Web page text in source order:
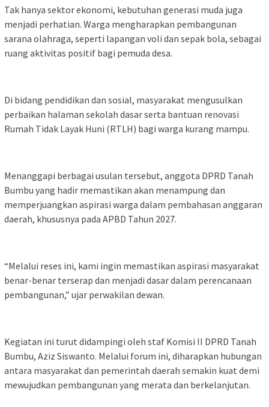
Tak hanya sektor ekonomi, kebutuhan generasi muda juga
menjadi perhatian. Warga mengharapkan pembangunan
sarana olahraga, seperti lapangan voli dan sepak bola, sebagai
ruang aktivitas positif bagi pemuda desa.
Di bidang pendidikan dan sosial, masyarakat mengusulkan
perbaikan halaman sekolah dasar serta bantuan renovasi
Rumah Tidak Layak Huni (RTLH) bagi warga kurang mampu.
Menanggapi berbagai usulan tersebut, anggota DPRD Tanah
Bumbu yang hadir memastikan akan menampung dan
memperjuangkan aspirasi warga dalam pembahasan anggaran
daerah, khususnya pada APBD Tahun 2027.
“Melalui reses ini, kami ingin memastikan aspirasi masyarakat
benar-benar terserap dan menjadi dasar dalam perencanaan
pembangunan,” ujar perwakilan dewan.
Kegiatan ini turut didampingi oleh staf Komisi II DPRD Tanah
Bumbu, Aziz Siswanto. Melalui forum ini, diharapkan hubungan
antara masyarakat dan pemerintah daerah semakin kuat demi
mewujudkan pembangunan yang merata dan berkelanjutan.